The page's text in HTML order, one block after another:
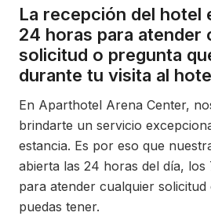
La recepción del hotel
24 horas para atender
solicitud o pregunta
durante tu visita al
En Aparthotel Arena Center,
brindarte un servicio
estancia. Es por eso que
abierta las 24 horas del día, los
para atender cualquier
puedas tener.